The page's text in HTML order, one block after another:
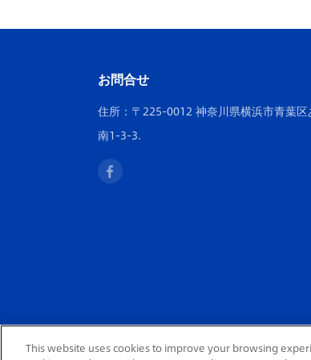
お問合せ
住所：〒225-0012 神奈川県横浜市青葉区
南1-3-3.
This website uses cookies to improve your browsing